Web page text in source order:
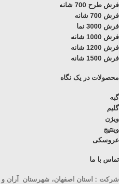
فرش طرح 700 شانه
فرش 700 شانه
فرش 3000 نما
فرش 1000 شانه
فرش 1200 شانه
فرش 1500 شانه
محصولات در یک نگاه
گبه
گلیم
ویژن
وینتیج
عروسکی
تماس با ما
شرکت : استان اصفهان، شهرستان آران